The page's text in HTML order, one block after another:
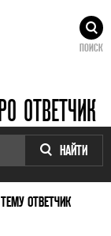
ПОИСК
ОТВЕТЧИК
НАЙТИ
ОТВЕТЧИК